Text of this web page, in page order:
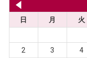
日
月 火
2
3 4